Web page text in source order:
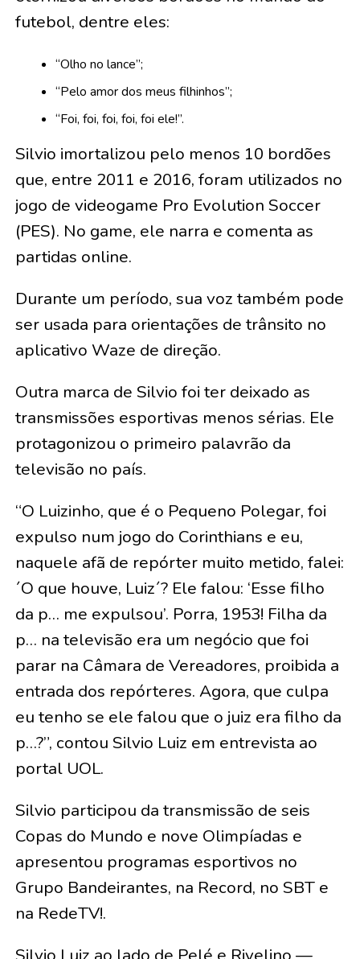
futebol, dentre eles:
“Olho no lance”;
“Pelo amor dos meus filhinhos”;
“Foi, foi, foi, foi, foi ele!”.
Silvio imortalizou pelo menos 10 bordões
que, entre 2011 e 2016, foram utilizados no
jogo de videogame Pro Evolution Soccer
(PES). No game, ele narra e comenta as
partidas online.
Durante um período, sua voz também pode
ser usada para orientações de trânsito no
aplicativo Waze de direção.
Outra marca de Silvio foi ter deixado as
transmissões esportivas menos sérias. Ele
protagonizou o primeiro palavrão da
televisão no país.
“O Luizinho, que é o Pequeno Polegar, foi
expulso num jogo do Corinthians e eu,
naquele afã de repórter muito metido, falei:
´O que houve, Luiz´? Ele falou: ‘Esse filho
da p… me expulsou’. Porra, 1953! Filha da
p… na televisão era um negócio que foi
parar na Câmara de Vereadores, proibida a
entrada dos repórteres. Agora, que culpa
eu tenho se ele falou que o juiz era filho da
p…?”, contou Silvio Luiz em entrevista ao
portal UOL.
Silvio participou da transmissão de seis
Copas do Mundo e nove Olimpíadas e
apresentou programas esportivos no
Grupo Bandeirantes, na Record, no SBT e
na RedeTV!.